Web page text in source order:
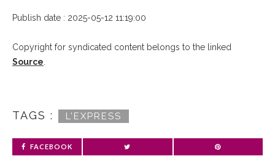
Publish date : 2025-05-12 11:19:00
Copyright for syndicated content belongs to the linked
Source
TAGS : L’EXPRESS
FACEBOOK